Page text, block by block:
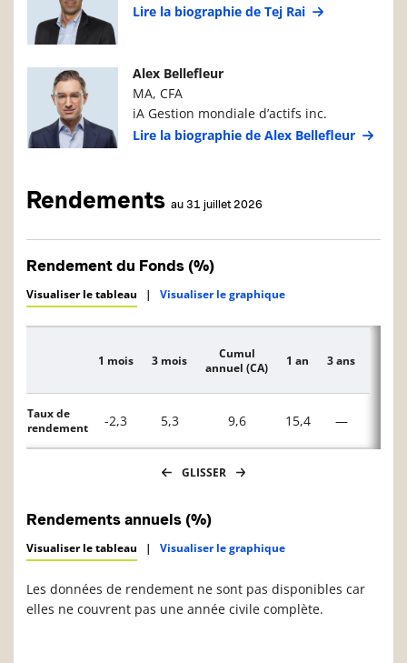
Lire la biographie de Tej Rai
Photo du gestionnaire de portefeuille
Alex Bellefleur
MA, CFA
iA Gestion mondiale d’actifs inc.
Lire la biographie de Alex Bellefleur
Rendements au 31 juillet 2026
Rendement du Fonds (%)
Visualiser le tableau | Visualiser le graphique
Description
1 mois 3 mois
Cumul
annuel (CA)
1 an 3 ans
Taux de
rendement
-2,3 5,3 9,6 15,4 —
GLISSER
Rendements annuels (%)
Visualiser le tableau | Visualiser le graphique
Les données de rendement ne sont pas disponibles car
elles ne couvrent pas une année civile complète.